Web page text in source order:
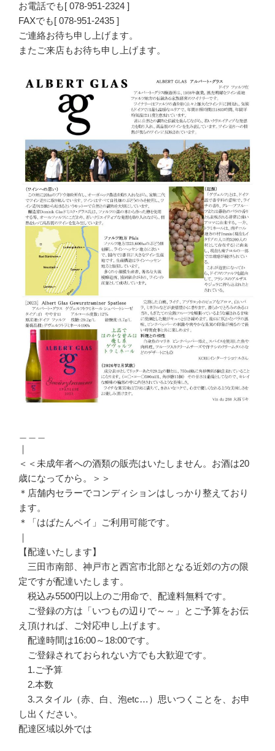
お電話でも[ 078-951-2324 ]
FAXでも[ 078-951-2435 ]
ご連絡お待ち申し上げます。
またご来店もお待ち申し上げます。
｜
＜＜未成年者への酒類の販売はいたしません。お酒は20
歳になってから。＞＞
＊店舗内セラーでコンディションはしっかり整えており
ます。
＊「はばたんペイ」ご利用可能です。
｜
【配達いたします】
三田市南部、神戸市と西宮市北部となる近郊の方の限
定ですが配達いたします。
税込み5500円以上のご用命で、配達料無料です。
ご登録の方は「いつもの辺りで～～」とご予算をお伝
え頂ければ、ご対応申し上げます。
配達時間は16:00～18:00です。
ご登録されておられない方でも大歓迎です。
1.ご予算
2.本数
3.スタイル（赤、白、泡etc…）思いつくことを、お申
し出ください。
配達区域以外では